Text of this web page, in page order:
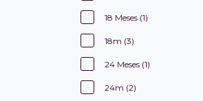
18 Meses (1)
18m (3)
24 Meses (1)
24m (2)